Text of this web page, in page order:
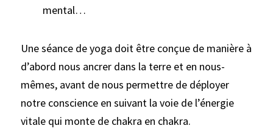
mental…
Une séance de yoga doit être conçue de manière à
d’abord nous ancrer dans la terre et en nous-
mêmes, avant de nous permettre de déployer
notre conscience en suivant la voie de l’énergie
vitale qui monte de chakra en chakra.